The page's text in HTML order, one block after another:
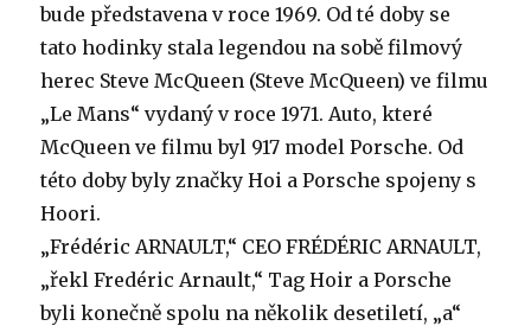
bude představena v roce 1969. Od té doby se
tato hodinky stala legendou na sobě filmový
herec Steve McQueen (Steve McQueen) ve filmu
„Le Mans“ vydaný v roce 1971. Auto, které
McQueen ve filmu byl 917 model Porsche. Od
této doby byly značky Hoi a Porsche spojeny s
Hoori.
„Frédéric ARNAULT,“ CEO FRÉDÉRIC ARNAULT,
„řekl Fredéric Arnault,“ Tag Hoir a Porsche
byli konečně spolu na několik desetiletí, „a“